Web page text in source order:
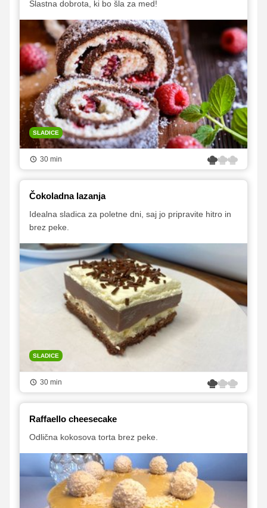
Slastna dobrota, ki bo šla za med!
SLADICE
30 min
Čokoladna lazanja
Idealna sladica za poletne dni, saj jo pripravite hitro in
brez peke.
SLADICE
30 min
Raffaello cheesecake
Odlična kokosova torta brez peke.